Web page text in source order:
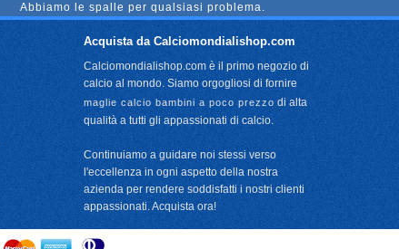
Abbiamo le spalle per qualsiasi problema.
Acquista da Calciomondialishop.com
Calciomondialishop.com è il primo negozio di
calcio al mondo. Siamo orgogliosi di fornire
maglie calcio bambini a poco prezzo di alta
qualità a tutti gli appassionati di calcio.
Continuiamo a guidare noi stessi verso
l'eccellenza in ogni aspetto della nostra
azienda per rendere soddisfatti i nostri clienti
appassionati. Acquista ora!